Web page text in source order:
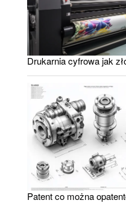
Drukarnia cyfrowa jak
Patent co można